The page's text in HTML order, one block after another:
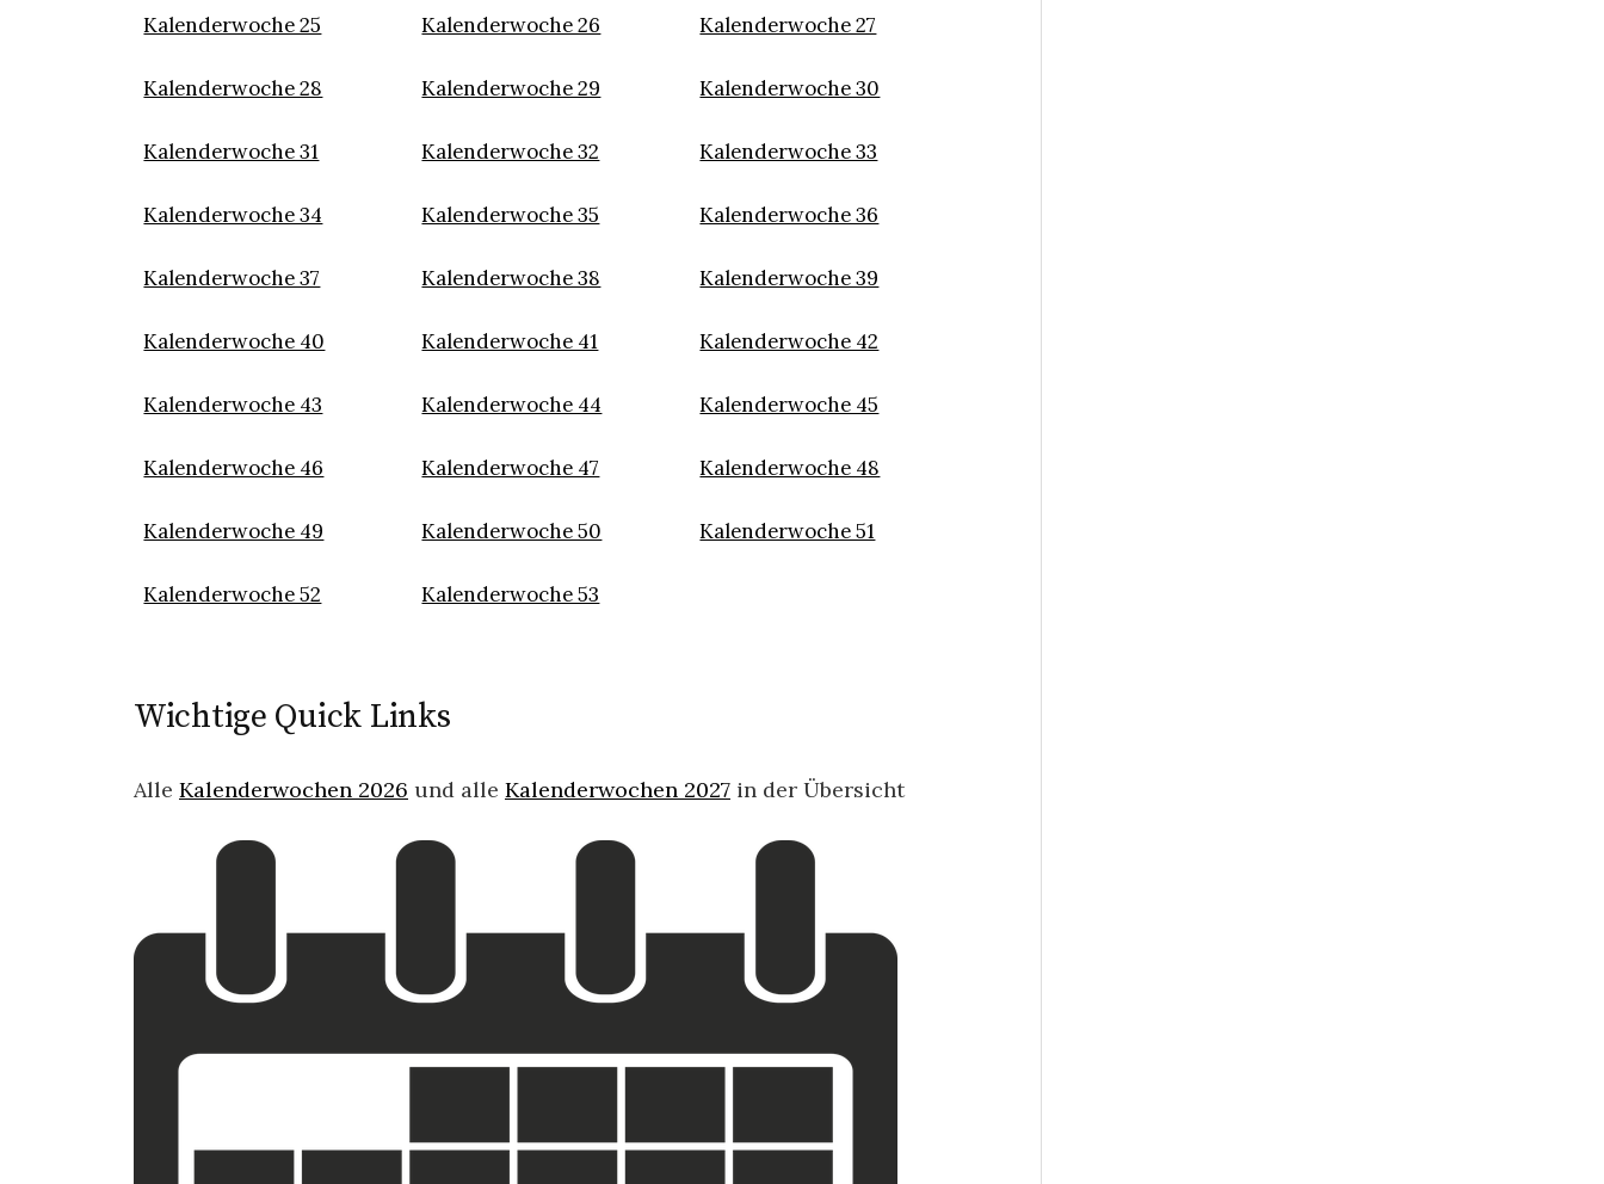
Kalenderwoche 25 Kalenderwoche 26 Kalenderwoche 27
Kalenderwoche 28 Kalenderwoche 29 Kalenderwoche 30
Kalenderwoche 31 Kalenderwoche 32 Kalenderwoche 33
Kalenderwoche 34 Kalenderwoche 35 Kalenderwoche 36
Kalenderwoche 37 Kalenderwoche 38 Kalenderwoche 39
Kalenderwoche 40 Kalenderwoche 41 Kalenderwoche 42
Kalenderwoche 43 Kalenderwoche 44 Kalenderwoche 45
Kalenderwoche 46 Kalenderwoche 47 Kalenderwoche 48
Kalenderwoche 49 Kalenderwoche 50 Kalenderwoche 51
Kalenderwoche 52 Kalenderwoche 53
Wichtige Quick Links
Alle Kalenderwochen 2026 und alle Kalenderwochen 2027 in der Übersicht